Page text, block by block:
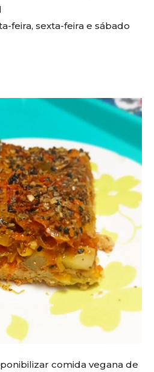
feira, sexta-feira e sábado
comida vegana de